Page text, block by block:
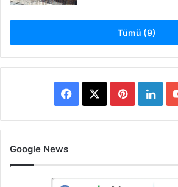
Tümü (9)
Facebook Pinterest
Google News